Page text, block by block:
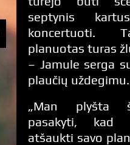
septynis
koncertuoti.
planuotas turas
– Jamule serga
plaučių uždegimu.
„Man plyšta
pasakyti, kad
atšaukti savo